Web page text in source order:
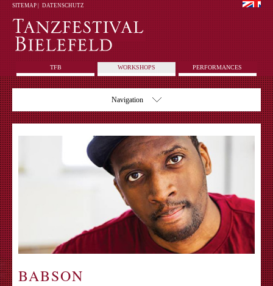
SITEMAP| DATENSCHUTZ
TFB WORKSHOPS PERFORMANCES
Navigation
BABSON